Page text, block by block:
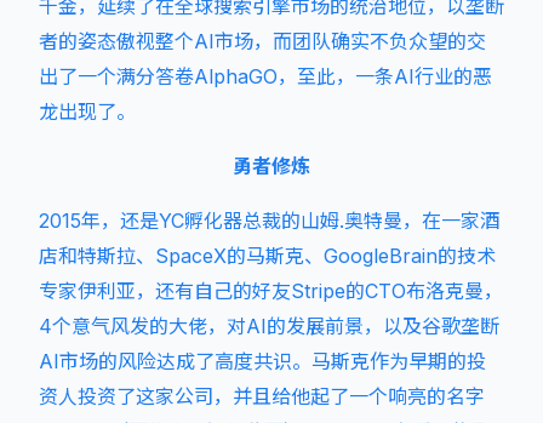
千金，延续了在全球搜索引擎市场的统治地位，以垄断
者的姿态傲视整个AI市场，而团队确实不负众望的交
出了一个满分答卷AlphaGO，至此，一条AI行业的恶
龙出现了。
勇者修炼
2015年，还是YC孵化器总裁的山姆.奥特曼，在一家酒
店和特斯拉、SpaceX的马斯克、GoogleBrain的技术
专家伊利亚，还有自己的好友Stripe的CTO布洛克曼，
4个意气风发的大佬，对AI的发展前景，以及谷歌垄断
AI市场的风险达成了高度共识。马斯克作为早期的投
资人投资了这家公司，并且给他起了一个响亮的名字